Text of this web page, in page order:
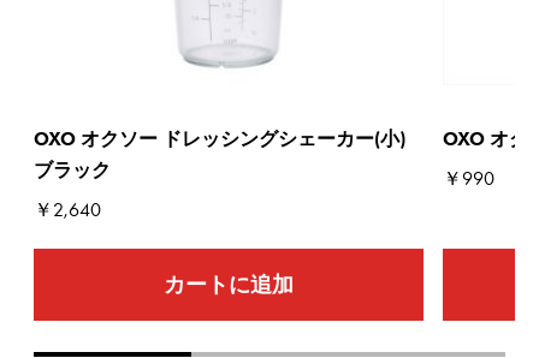
OXO オクソー ドレッシングシェーカー(小)
ブラック
￥2,640
カートに追加
OXO オク
￥990